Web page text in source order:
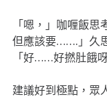
「嗯，」咖喱飯
但應該要…….」久
「好……好撚肚餓
建議好到極點，眾